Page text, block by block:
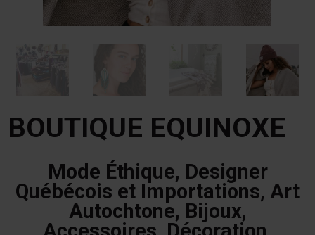
BOUTIQUE EQUINOXE
Mode Éthique, Designer
Québécois et Importations, Art
Autochtone, Bijoux,